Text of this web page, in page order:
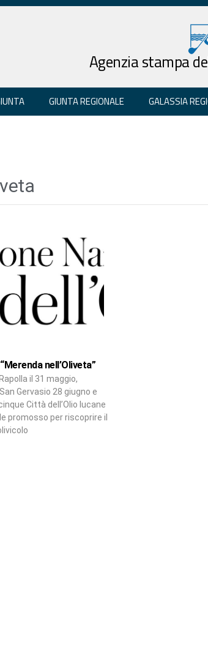
Agenzia stampa
GIUNTA REGIONALE GALASSIA
nell’Oliveta”
il 31 maggio,
Gervasio 28 giugno e
Città dell’Olio lucane
promosso per riscoprire il